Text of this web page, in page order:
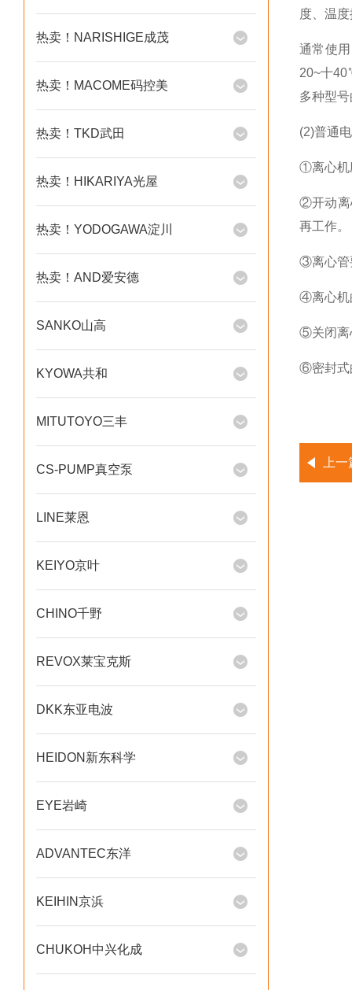
热卖！NARISHIGE成茂
热卖！MACOME码控美
热卖！TKD武田
热卖！HIKARIYA光屋
热卖！YODOGAWA淀川
热卖！AND爱安德
SANKO山高
KYOWA共和
MITUTOYO三丰
CS-PUMP真空泵
LINE莱恩
KEIYO京叶
CHINO千野
REVOX莱宝克斯
DKK东亚电波
HEIDON新东科学
EYE岩崎
ADVANTEC东洋
KEIHIN京浜
CHUKOH中兴化成
度、温
通常使
20~十
多种型
(2)普通
①离心机
②开动离
再工作。
③离心管
④离心机
⑤关闭离
⑥密封式
上